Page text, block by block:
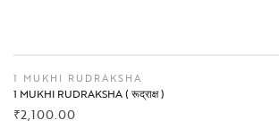
1 MUKHI RUDRAKSHA
1 MUKHI RUDRAKSHA ( रूद्राक्ष )
₹2,100.00